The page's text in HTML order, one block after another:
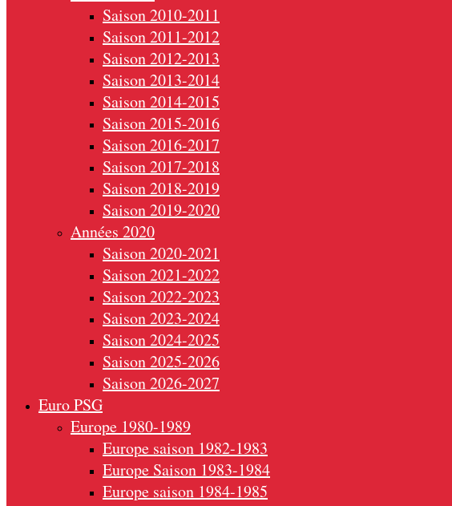
Saison 2010-2011
Saison 2011-2012
Saison 2012-2013
Saison 2013-2014
Saison 2014-2015
Saison 2015-2016
Saison 2016-2017
Saison 2017-2018
Saison 2018-2019
Saison 2019-2020
Années 2020
Saison 2020-2021
Saison 2021-2022
Saison 2022-2023
Saison 2023-2024
Saison 2024-2025
Saison 2025-2026
Saison 2026-2027
Euro PSG
Europe 1980-1989
Europe saison 1982-1983
Europe Saison 1983-1984
Europe saison 1984-1985